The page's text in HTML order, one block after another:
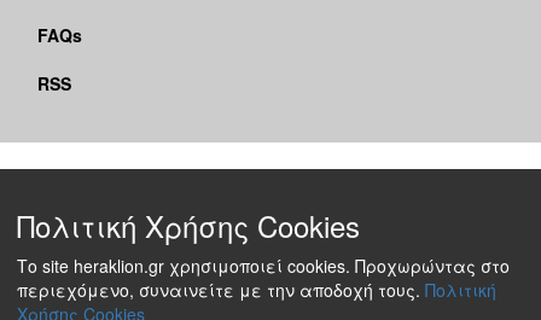
FAQs
RSS
Πολιτική Χρήσης Cookies
Το site heraklion.gr χρησιμοποιεί cookies. Προχωρώντας στο
περιεχόμενο, συναινείτε με την αποδοχή τους. Πολιτική
Χρήσης Cookies